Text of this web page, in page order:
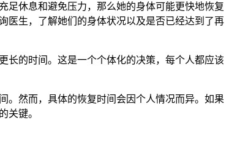
休息和避免压力，那么她的身体可能更快地恢复
医生，了解她们的身体状况以及是否已经达到了再
的时间。这是一个个体化的决策，每个人都应该
然而，具体的恢复时间会因个人情况而异。如果
关键。